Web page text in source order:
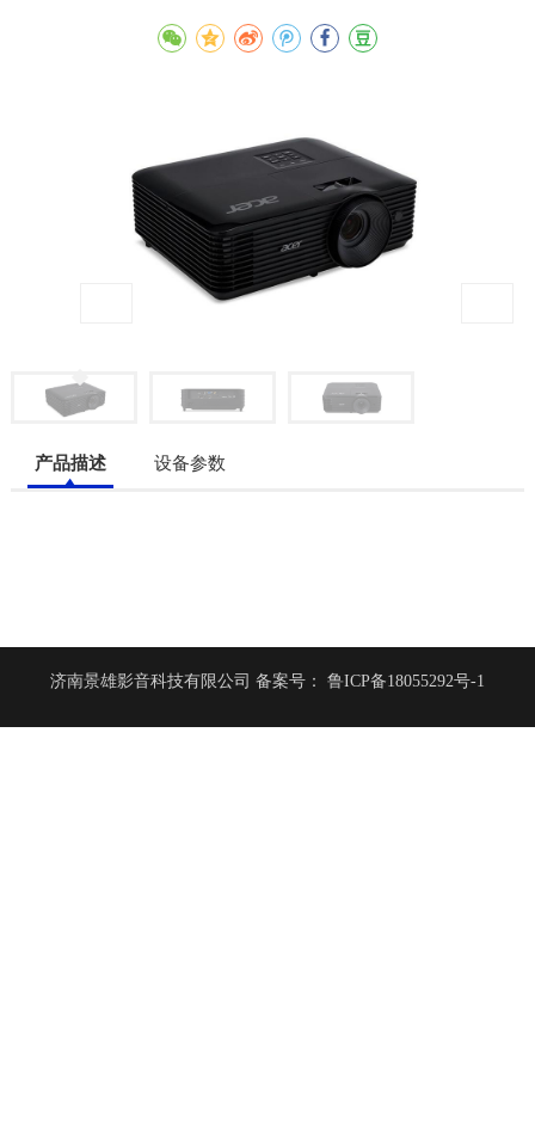
产品描述 设备参数
济南景雄影音科技有限公司 备案号： 鲁ICP备18055292号-1